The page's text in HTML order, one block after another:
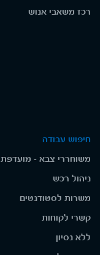
רכז משאבי אנוש
חיפוש עבודה
משוחררי צבא - מועדפת
ניהול רכש
משרות לסטודנטים
קשרי לקוחות
ללא נסיון